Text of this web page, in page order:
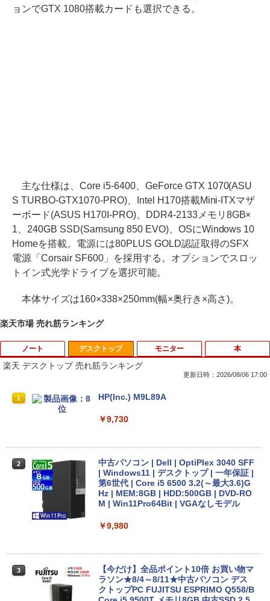
ョンでGTX 1080搭載カードも選択できる。
主な仕様は、Core i5-6400、GeForce GTX 1070(ASU
S TURBO-GTX1070-PRO)、Intel H170搭載Mini-ITXマザ
ーボード(ASUS H170I-PRO)、DDR4-2133メモリ8GB×
1、240GB SSD(Samsung 850 EVO)、OSにWindows 10
Homeを搭載。電源には80PLUS GOLD認証取得のSFX
電源「Corsair SF600」を採用する。オプションでスロッ
トイン式光学ドライブを選択可能。
本体サイズは160×338×250mm(幅×奥行き×高さ)。
楽天市場 売れ筋ランキング
ノート
1
中古 ノートパソコン Windows11搭載 Of
14型 メモリ8GB SSD256GB 初期設定済
￥26,800
【1500円OFFクーポン】【テンキー&DV
ソコン 15.6インチ SSD128GB メモリ8G
トパソコン 中古 PC パソコン 中古ノート
PC SSD1TB メモリ16GB
￥17,800
デスクトップ
楽天 デスクトップ 売れ筋ランキング
更新日時：2026/08/06 17:00
1 HP(Inc.) M9L89A
￥9,730
2
中古パソコン | Dell | OptiPlex 3040 SFF
| Windows11 | デスクトップ | 一年保証 |
第6世代 | Core i5 6500 3.2(～最大3.6)G
Hz | MEM:8GB | HDD:500GB | DVD-RO
M | Win11Pro64Bit | VGAなしモデル
￥9,980
3
【今だけ】全品ポイント10倍 お買い物マ
ラソン★8/4～8/11★中古パソコン デス
クトップPC FUJITSU ESPRIMO Q558/B
モニター 本